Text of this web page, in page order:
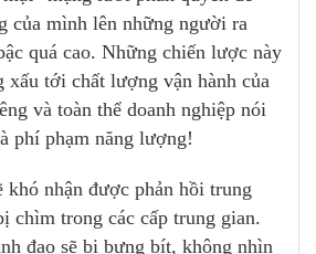
của mình lên những người ra
quá cao. Những chiến lược này
xấu tới chất lượng vận hành của
và toàn thể doanh nghiệp nói
phí phạm năng lượng!
khó nhận được phản hồi trung
chìm trong các cấp trung gian.
đạo sẽ bị bưng bít, không nhìn